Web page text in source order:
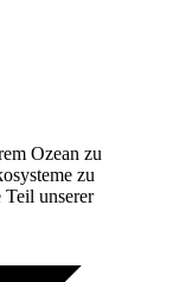
Ozean zu
zu
Teil unserer